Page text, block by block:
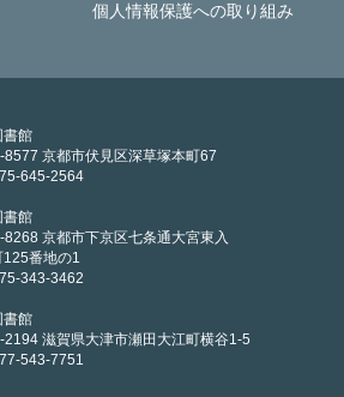
個人情報保護への取り組み
書館
8577 京都市伏見区深草塚本町67
645-2564
書館
8268 京都市下京区七条通大宮東入
125番地の1
343-3462
書館
2194 滋賀県大津市瀬田大江町横谷1-5
543-7751